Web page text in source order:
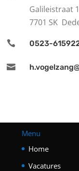
Galileistraat
7701 SK
 0523-

Menu
Home
Vacatures